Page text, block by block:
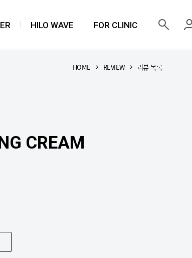
HILO WAVE FOR CLINIC
HOME REVIEW 리뷰 목록
CREAM